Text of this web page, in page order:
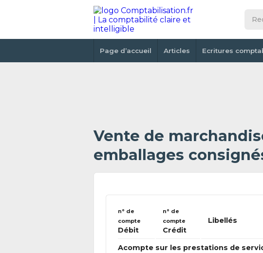
Page d’accueil Articles Ecritures
Vente de
emballages
n° de
compte
Débit
n° de
compte
Crédit
Libellés
Acompte sur les prestations de